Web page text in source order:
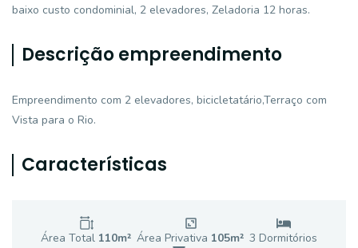
baixo custo condominial, 2 elevadores, Zeladoria 12 horas.
Descrição empreendimento
Empreendimento com 2 elevadores, bicicletatário,Terraço com
Vista para o Rio.
Características
Área Total 110m² Área Privativa 105m² 3 Dormitórios